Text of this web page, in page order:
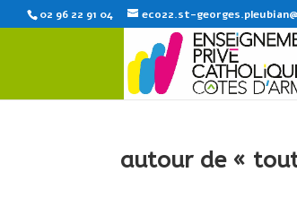
02 96 22 91 04 eco22.st-
autour de «